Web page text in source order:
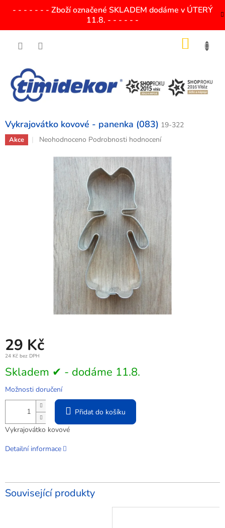
- - - - - - - Zboží označené SKLADEM dodáme v ÚTERÝ
11.8. - - - - - -
Vykrajovátko kovové - panenka (083) 19-322
Akce
Průměrné
produktu
hvězdiček.
Neohodnoceno Podrobnosti hodnocení
29 Kč
24 Kč bez DPH
Měrná
cena:
Skladem ✔ - dodáme 11.8.
Možnosti doručení
Přidat do košíku
Vykrajovátko kovové
Detailní informace
Související produkty